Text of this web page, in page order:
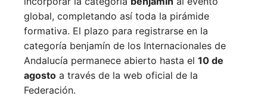
global, completando así toda la pirámide
formativa. El plazo para registrarse en la
categoría benjamín de los Internacionales de
Andalucía permanece abierto hasta el 10 de
agosto a través de la web oficial de la
Federación.